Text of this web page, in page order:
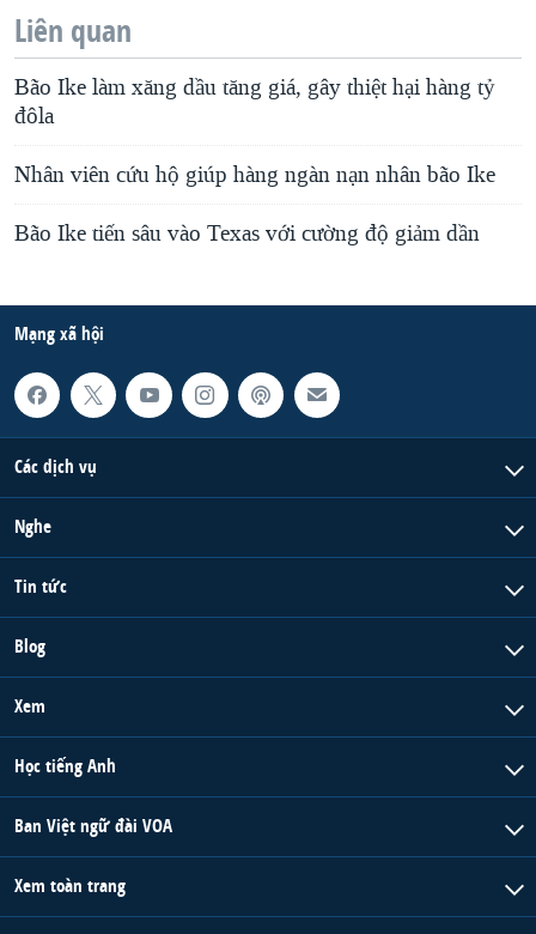
Liên quan
Bão Ike làm xăng dầu tăng giá, gây thiệt hại hàng tỷ
đôla
Nhân viên cứu hộ giúp hàng ngàn nạn nhân bão Ike
Bão Ike tiến sâu vào Texas với cường độ giảm dần
Mạng xã hội
Các dịch vụ
Nghe
Tin tức
Blog
Xem
Học tiếng Anh
Ban Việt ngữ đài VOA
Xem toàn trang